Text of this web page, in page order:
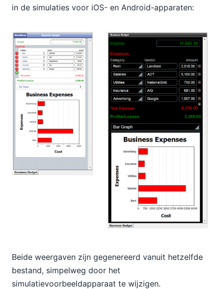
in de simulaties voor iOS- en Android-apparaten:
Beide weergaven zijn gegenereerd vanuit hetzelfde
bestand, simpelweg door het
simulatievoorbeeldapparaat te wijzigen.